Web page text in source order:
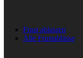
Frust ablassen
Alle Frustablässe